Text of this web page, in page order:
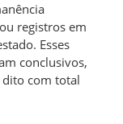
registros em
Esses
conclusivos,
dito com total